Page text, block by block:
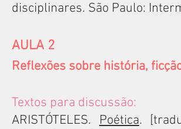
disciplinares. São Paulo:
AULA 2
Reflexões sobre história,
Textos para discussão:
ARISTÓTELES. Poética.